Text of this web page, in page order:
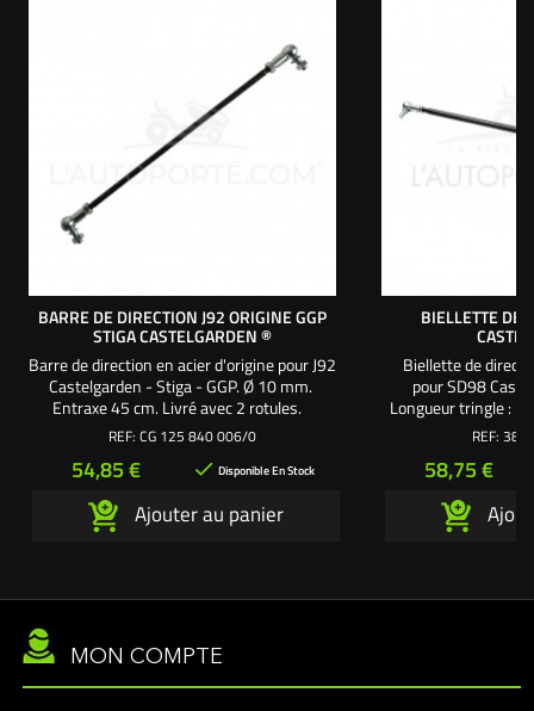
BARRE DE DIRECTION J92 ORIGINE GGP
STIGA CASTELGARDEN ®
Barre de direction en acier d'origine pour J92
Castelgarden - Stiga - GGP. Ø 10 mm.
Entraxe 45 cm. Livré avec 2 rotules.
REF: CG 125 840 006/0
Prix
54,85 €  Disponible En Stock
Ajouter au panier
BIELLETTE DE
Biellette de
pour SD98
Longueur tringle :
58,5 cm. Livré
le bras de
REF: 382
Prix
58,75 €
MON COMPTE